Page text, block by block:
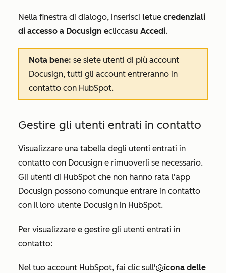
Nella finestra di dialogo, inserisci letue credenziali
di accesso a Docusign ecliccasu Accedi.
Nota bene: se siete utenti di più account
Docusign, tutti gli account entreranno in
contatto con HubSpot.
Gestire gli utenti entrati in contatto
Visualizzare una tabella degli utenti entrati in
contatto con Docusign e rimuoverli se necessario.
Gli utenti di HubSpot che non hanno rata l'app
Docusign possono comunque entrare in contatto
con il loro utente Docusign in HubSpot.
Per visualizzare e gestire gli utenti entrati in
contatto:
Nel tuo account HubSpot, fai clic sull'
icona delle